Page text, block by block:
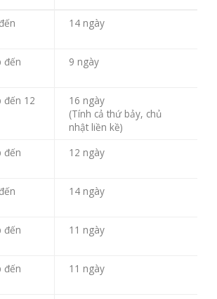
14 ngày
đến
9 ngày
đến 12
16 ngày
(Tính cả thứ bảy, chủ
nhật liền kề)
đến
12 ngày
14 ngày
đến
11 ngày
đến
11 ngày